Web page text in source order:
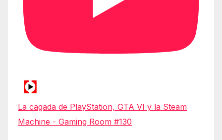
La cagada de PlayStation, GTA VI y la Steam
Machine - Gaming Room #130